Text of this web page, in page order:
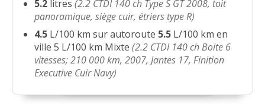
Style aiment 5 n'aiment pas
Vieillissement du style:4aiment1n'aime
Résistance peinture:51n'aiment pas
16/20
2.2 CTDI 140 ch Bvm6 - virtuose -
2009 - 2700(
15/20
2.2 CTDI 140 ch Bvm6, 417 006
kilomètres, jan(
2.2 CTDI 140 ch 267000 km année
5.2 litres(2.2 CTDI 140 ch Type S GT 2008, toit
panoramique, siège cuir, étriers type R)
4.5 L/100 km sur autoroute 5.5 L/100 km en
ville 5 L/100 km Mixte(2.2 CTDI 140 ch Boite 6
vitesses; 210 000 km, 2007, Jantes 17, Finition
Executive Cuir Navy)